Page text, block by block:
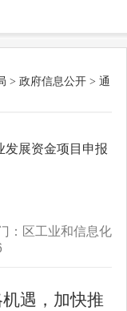
> 政府信息公开 > 通
发展资金项目申报
：区工业和信息化
遇，加快推